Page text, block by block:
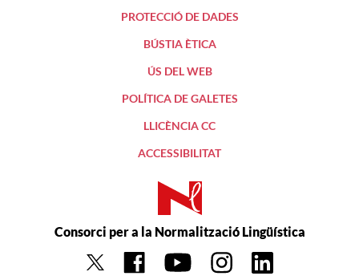
PROTECCIÓ DE DADES
BÚSTIA ÈTICA
ÚS DEL WEB
POLÍTICA DE GALETES
LLICÈNCIA CC
ACCESSIBILITAT
Consorci per a la Normalització Lingüística